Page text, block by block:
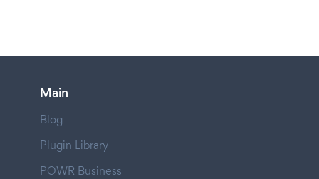
Main
Blog
Plugin Library
POWR Business